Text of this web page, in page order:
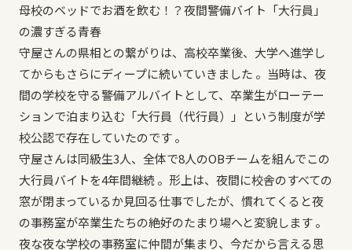
母校のベッドでお酒を飲む！？夜間警備バイト「大行員」
の濃すぎる青春
守屋さんの県相との繋がりは、高校卒業後、大学へ進学し
てからもさらにディープに続いていきました 。当時は、夜
間の学校を守る警備アルバイトとして、卒業生がローテー
ションで泊まり込む「大行員（代行員）」という制度が学
校公認で存在していたのです 。
守屋さんは同級生3人、全体で8人のOBチームを組んでこの
大行員バイトを4年間継続 。形上は、夜間に校舎のすべての
窓が閉まっているか見回る仕事でしたが、慣れてくると夜
の事務室が卒業生たちの絶好のたまり場へと変貌します 。
夜な夜な学校の事務室に仲間が集まり、今だから言える思